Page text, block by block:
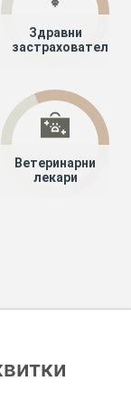
Здравни
застрахователи
Ветеринарни
лекари